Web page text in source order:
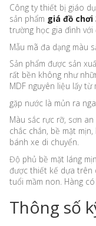
Công ty thiết bị giáo
sản phẩm giá đồ chơi
trường học gia đình
Mẫu mã đa dạng màu
Sản phẩm được sản
rất bền không như
MDF nguyên liệu lấy
gặp nước là mủn ra
Màu sắc rực rỡ, sơn
chắc chắn, bề mặt
bánh xe di chuyển.
Độ phủ bề mặt láng
được thiết kế dựa trên
tuổi mầm non. Hàng
Thông số